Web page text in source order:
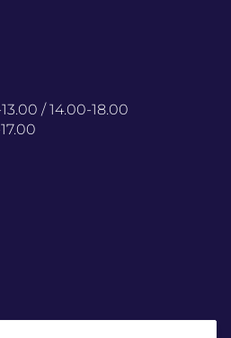
/ 14.00-18.00